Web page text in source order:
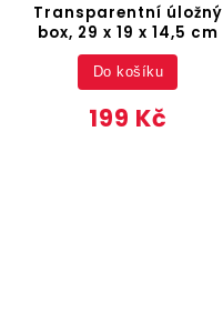
Transparentní úložný
box, 29 x 19 x 14,5 cm
199 Kč
Do košíku